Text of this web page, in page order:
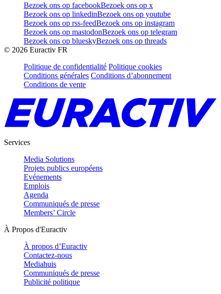
Bezoek ons op facebookBezoek ons op x
Bezoek ons op linkedinBezoek ons op youtube
Bezoek ons op rss-feedBezoek ons op instagram
Bezoek ons op mastodonBezoek ons op telegram
Bezoek ons op blueskyBezoek ons op threads
© 2026 Euractiv FR
Politique de confidentialité Politique cookies
Conditions générales Conditions d’abonnement
Conditions de vente
Services
Media Solutions
Projets publics européens
Evénements
Emplois
Agenda
Communiqués de presse
Members’ Circle
À Propos d'Euractiv
À propos d’Euractiv
Contactez-nous
Mediahuis
Communiqués de presse
Publicité politique